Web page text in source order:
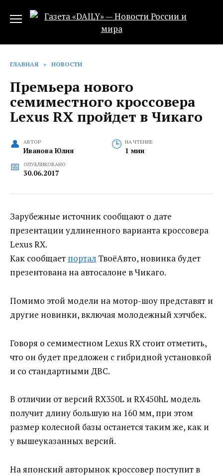
ГЛАВНАЯ » НОВОСТИ
Премьера нового
семиместного кроссовера
Lexus RX пройдет в Чикаго
АВТОР
Иванова Юлия
НА ЧТЕНИЕ
1 мин
ОПУБЛИКОВАНО
30.06.2017
Зарубежные источник сообщают о дате
презентации удлиненного варианта кроссовера
Lexus RX.
Как сообщает портал ТвоёАвто, новинка будет
презентована на автосалоне в Чикаго.
Помимо этой модели на мотор-шоу представят и
другие новинки, включая молодежный хэтчбек.
Говоря о семиместном Lexus RX стоит отметить,
что он будет предложен с гибридной установкой
и со стандартными ДВС.
В отличии от версий RX350L и RX450hL модель
получит длину большую на 160 мм, при этом
размер колесной базы останется таким же, как и
у вышеуказанных версий.
На японский авторынок кроссовер поступит в